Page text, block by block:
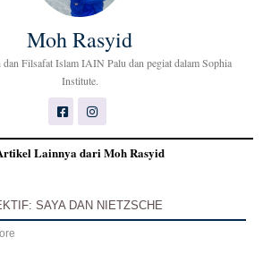
Moh Rasyid
Filsafat Islam IAIN Palu dan pegiat dalam Sophia
Institute.
Lainnya dari Moh Rasyid
SAYA DAN NIETZSCHE